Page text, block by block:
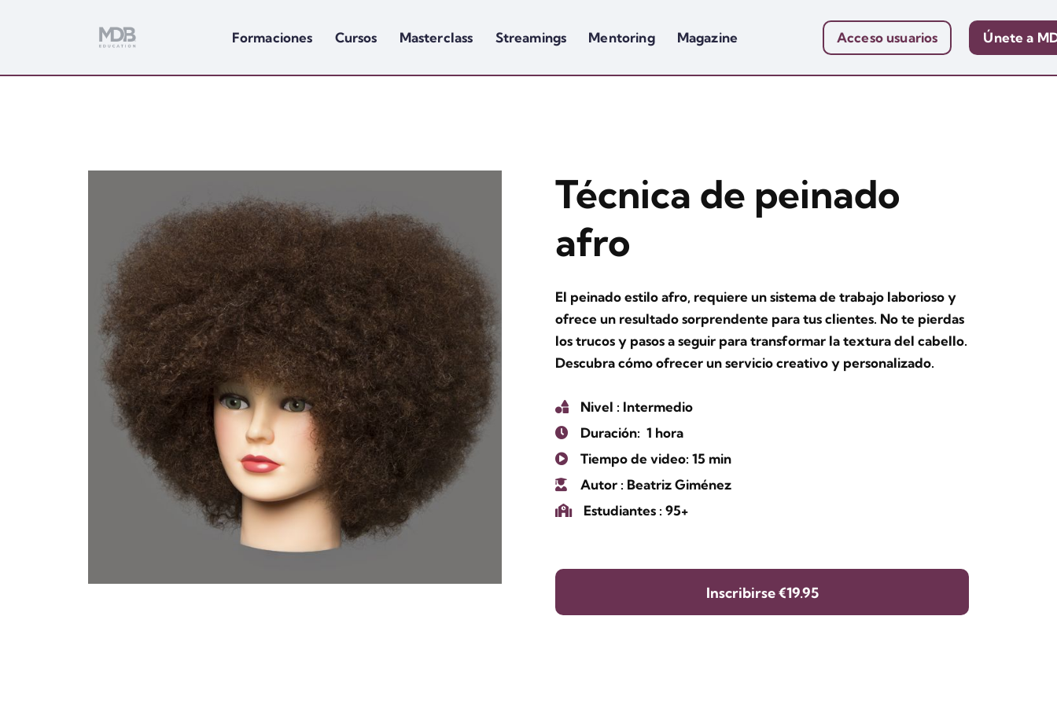
Formaciones Cursos Masterclass Streamings Mentoring Magazine Acceso usuarios Únete a
Técnica de peinado
afro
El peinado estilo afro, requiere un sistema de trabajo laborioso y
ofrece un resultado sorprendente para tus clientes. No te pierdas
los trucos y pasos a seguir para transformar la textura del cabello.
Descubra cómo ofrecer un servicio creativo y personalizado.
Nivel : Intermedio
Duración: 1 hora
Tiempo de video: 15 min
Autor : Beatriz Giménez
Estudiantes : 95+
Inscribirse€19.95